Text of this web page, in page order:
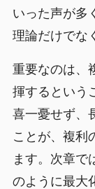
いった声が多
理論だけでな
重要なのは、
揮するという
喜一憂せず、
ことが、複利
ます。次章で
のように最大